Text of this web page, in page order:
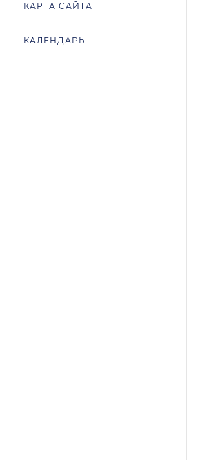
КАРТА САЙТА
КАЛЕНДАРЬ